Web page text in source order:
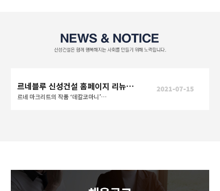
르네블루 신성건설 홈페이지 리뉴얼 오픈
르네 마크리트의 작품 ‘데칼코마니’처럼 사람과 사람, 도시와 도시를 연결하여 더 나은 세상을 만들어간다는 의미도 내포한다
2021-07-15